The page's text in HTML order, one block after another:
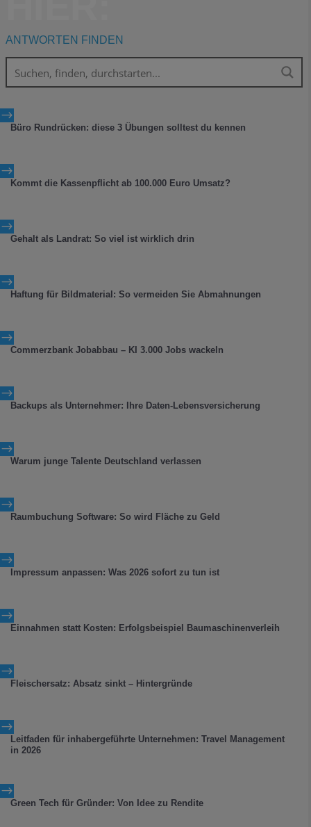
ANTWORTEN FINDEN
$
Büro Rundrücken: diese 3 Übungen solltest du kennen
$
Kommt die Kassenpflicht ab 100.000 Euro Umsatz?
$
Gehalt als Landrat: So viel ist wirklich drin
$
Haftung für Bildmaterial: So vermeiden Sie Abmahnungen
$
Commerzbank Jobabbau – KI 3.000 Jobs wackeln
$
Backups als Unternehmer: Ihre Daten-Lebensversicherung
$
Warum junge Talente Deutschland verlassen
$
Raumbuchung Software: So wird Fläche zu Geld
$
Impressum anpassen: Was 2026 sofort zu tun ist
$
Einnahmen statt Kosten: Erfolgsbeispiel Baumaschinenverleih
$
Fleischersatz: Absatz sinkt – Hintergründe
$
Leitfaden für inhabergeführte Unternehmen: Travel Management
in 2026
$
Green Tech für Gründer: Von Idee zu Rendite